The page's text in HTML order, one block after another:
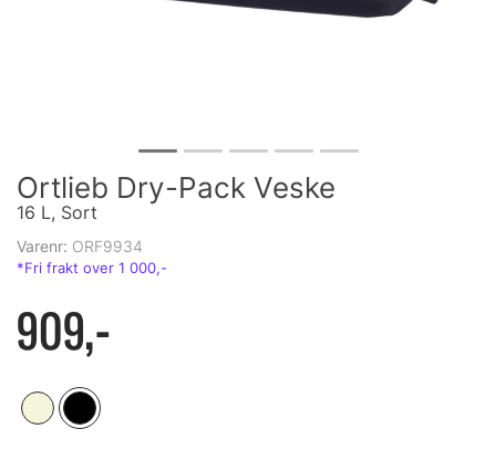
Ortlieb Dry-Pack Veske
16 L, Sort
Varenr: ORF9934
909,-